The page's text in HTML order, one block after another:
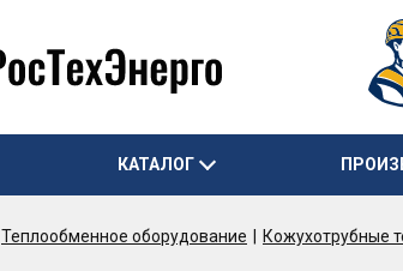
КАТАЛОГ
Теплообменное оборудование Кожухотрубные